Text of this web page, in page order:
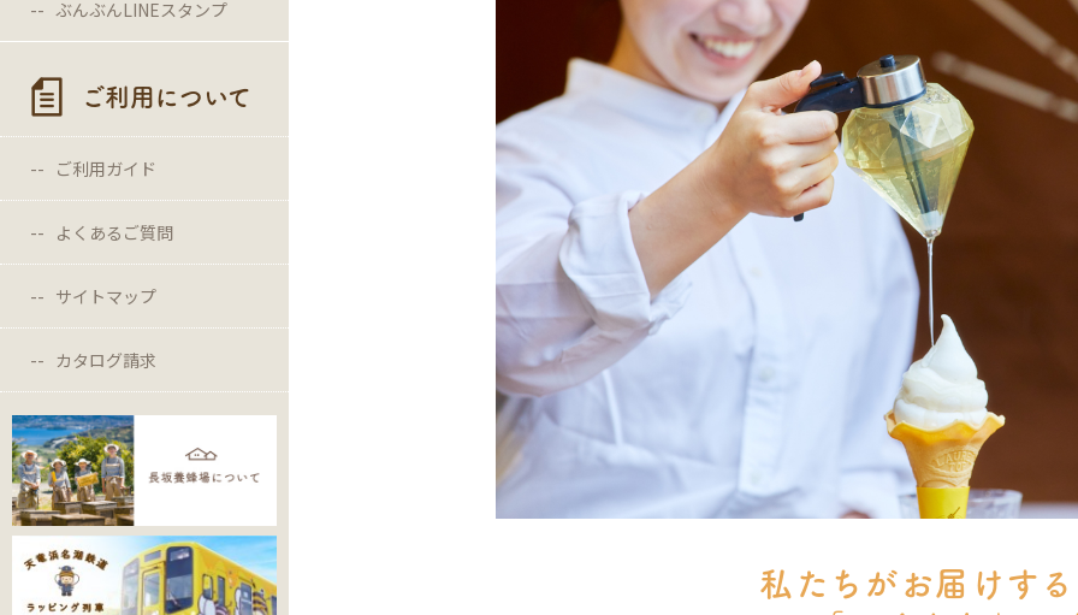
ぶんぶんLINEスタンプ
ご利用について
ご利用ガイド
よくあるご質問
サイトマップ
カタログ請求
私たちがお届けす